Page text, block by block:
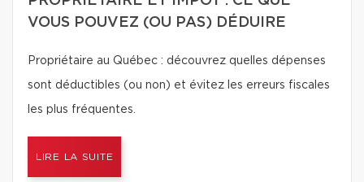
VOUS POUVEZ (OU PAS) DÉDUIRE
Propriétaire au Québec : découvrez quelles dépenses
sont déductibles (ou non) et évitez les erreurs fiscales
les plus fréquentes.
LIRE LA SUITE